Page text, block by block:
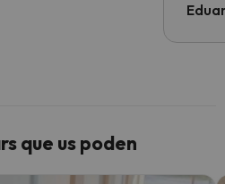
que us poden